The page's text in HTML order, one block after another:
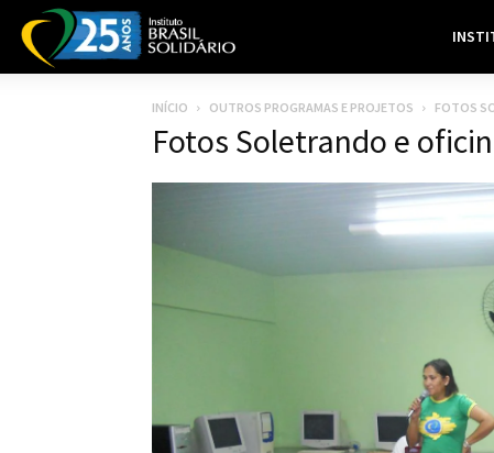
INÍCIO OUTROS PROGRAMAS E PROJETOS FOTOS
Fotos Soletrando e